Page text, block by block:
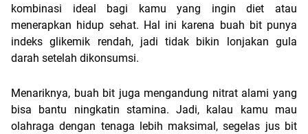
kombinasi ideal bagi kamu yang ingin diet atau
menerapkan hidup sehat. Hal ini karena buah bit punya
indeks glikemik rendah, jadi tidak bikin lonjakan gula
darah setelah dikonsumsi.
Menariknya, buah bit juga mengandung nitrat alami yang
bisa bantu ningkatin stamina. Jadi, kalau kamu mau
olahraga dengan tenaga lebih maksimal, segelas jus bit